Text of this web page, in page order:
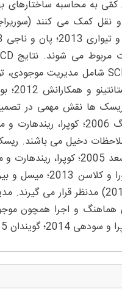
ملاحظات دخیل می باشند.
هماهنگ و اجرا همچون